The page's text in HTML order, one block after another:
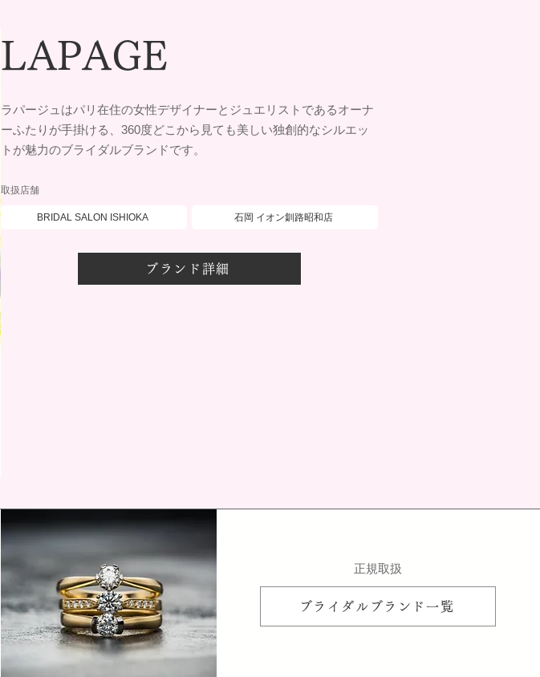
LAPAGE
ラパージュはパリ在住の女性デザイナーとジュエリストであるオーナ
ーふたりが手掛ける、360度どこから見ても美しい独創的なシルエッ
トが魅力のブライダルブランドです。
取扱店舗
BRIDAL SALON ISHIOKA 石岡 イオン釧路昭和店
ブランド詳細
​正規取扱
ブライダルブランド一覧